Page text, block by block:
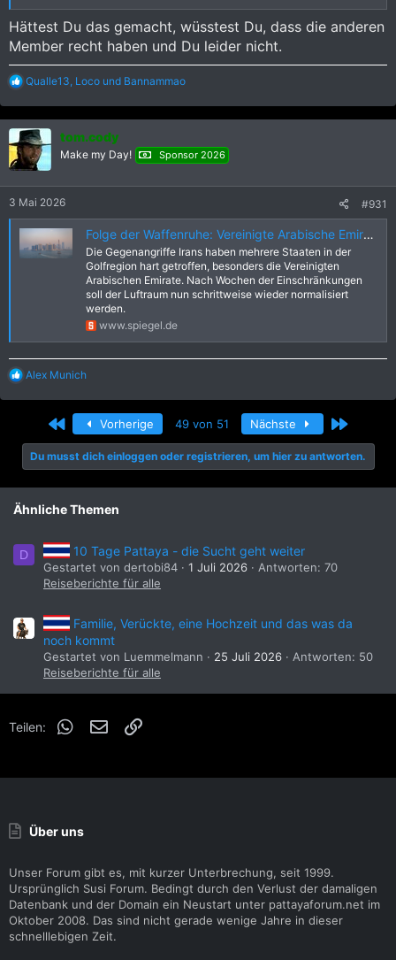
Hättest Du das gemacht, wüsstest Du, dass die anderen
Member recht haben und Du leider nicht.
R
a
k
t
i
o
n
:
Qualle13 Loco und Bannammao
tom.cody
Make my Day! Sponsor 2026
3 Mai 2026 #931
Folge der Waffenruhe: Vereinigte Arabische Emirate geben Luftraum wieder frei
Die Gegenangriffe Irans haben mehrere Staaten in der
Golfregion hart getroffen, besonders die Vereinigten
Arabischen Emirate. Nach Wochen der Einschränkungen
soll der Luftraum nun schrittweise wieder normalisiert
werden.
www.spiegel.de
R
a
i
o
n
e
:
Alex Munich
Erste Vorherige 49 von 51 Nächste Letzte
Du musst dich einloggen oder registrieren, um hier zu antworten.
Ähnliche Themen
D 10 Tage Pattaya - die Sucht geht weiter
Gestartet von dertobi84 1 Juli 2026
Antworten: 70
Reiseberichte für alle
Familie, Verückte, eine Hochzeit und das was da
noch kommt
Gestartet von Luemmelmann 25 Juli 2026
Antworten: 50
Reiseberichte für alle
Teilen: WhatsApp
E-Mail
Über uns
Unser Forum gibt es, mit kurzer Unterbrechung, seit 1999.
Ursprünglich Susi Forum. Bedingt durch den Verlust der damaligen
Datenbank und der Domain ein Neustart unter pattayaforum.net im
Oktober 2008. Das sind nicht gerade wenige Jahre in dieser
schnelllebigen Zeit.